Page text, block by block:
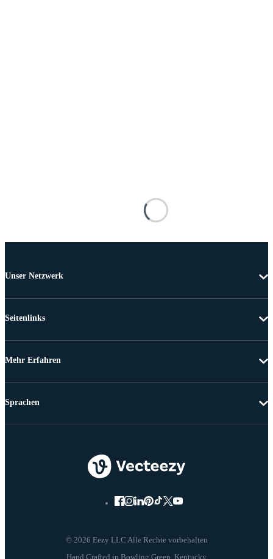
Unser Netzwerk
Seitenlinks
Mehr Erfahren
© 2026 Eezy LLC Alle Rechte vorbehalten
Sprachen